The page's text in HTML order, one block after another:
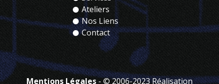
Ateliers
Nos Liens
Contact
Mentions Légales- © 2006-2023 Réalisation